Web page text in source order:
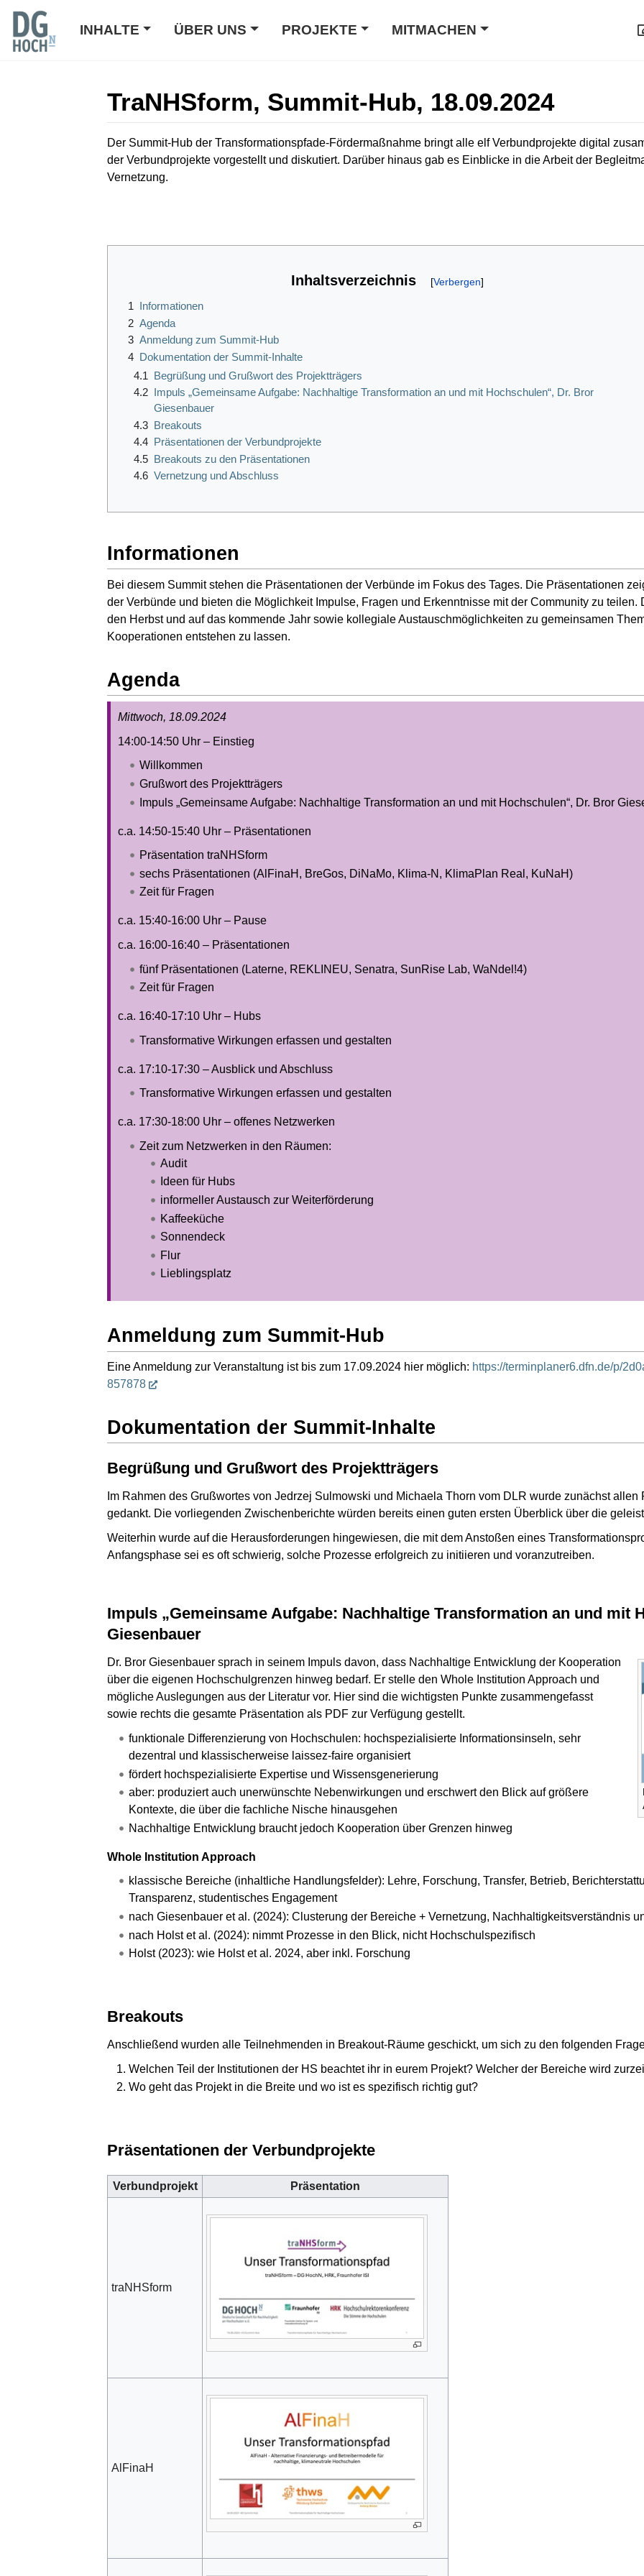
INHALTE ÜBER UNS PROJEKTE MITMACHEN
TraNHSform, Summit-Hub, 18.09.2024
Wechseln zu:Navigation,Suche
Der Summit-Hub der Transformationspfade-Fördermaßnahme bringt alle elf Verbundprojekte digital
der Verbundprojekte vorgestellt und diskutiert. Darüber hinaus gab es Einblicke in die Arbeit der
Vernetzung.
Inhaltsverzeichnis
1 Informationen
2 Agenda
3 Anmeldung zum Summit-Hub
4 Dokumentation der Summit-Inhalte
4.1 Begrüßung und Grußwort des Projektträgers
4.2 Impuls „Gemeinsame Aufgabe: Nachhaltige Transformation an und mit Hochschulen“, Dr. Bror
Giesenbauer
4.3 Breakouts
4.4 Präsentationen der Verbundprojekte
4.5 Breakouts zu den Präsentationen
4.6 Vernetzung und Abschluss
Informationen
Bei diesem Summit stehen die Präsentationen der Verbünde im Fokus des Tages. Die Präsentationen
der Verbünde und bieten die Möglichkeit Impulse, Fragen und Erkenntnisse mit der Community zu
den Herbst und auf das kommende Jahr sowie kollegiale Austauschmöglichkeiten zu gemeinsamen
Kooperationen entstehen zu lassen.
Agenda
Mittwoch, 18.09.2024
14:00-14:50 Uhr – Einstieg
Willkommen
Grußwort des Projektträgers
Impuls „Gemeinsame Aufgabe: Nachhaltige Transformation an und mit Hochschulen“, Dr. Bror
c.a. 14:50-15:40 Uhr – Präsentationen
Präsentation traNHSform
sechs Präsentationen (AlFinaH, BreGos, DiNaMo, Klima-N, KlimaPlan Real, KuNaH)
Zeit für Fragen
c.a. 15:40-16:00 Uhr – Pause
c.a. 16:00-16:40 – Präsentationen
fünf Präsentationen (Laterne, REKLINEU, Senatra, SunRise Lab, WaNdel!4)
Zeit für Fragen
c.a. 16:40-17:10 Uhr – Hubs
Transformative Wirkungen erfassen und gestalten
c.a. 17:10-17:30 – Ausblick und Abschluss
Transformative Wirkungen erfassen und gestalten
c.a. 17:30-18:00 Uhr – offenes Netzwerken
Zeit zum Netzwerken in den Räumen:
Audit
Ideen für Hubs
informeller Austausch zur Weiterförderung
Kaffeeküche
Sonnendeck
Flur
Lieblingsplatz
Anmeldung zum Summit-Hub
Eine Anmeldung zur Veranstaltung ist bis zum 17.09.2024 hier möglich: https://terminplaner6.dfn.de/p/
857878
Dokumentation der Summit-Inhalte
Begrüßung und Grußwort des Projektträgers
Im Rahmen des Grußwortes von Jedrzej Sulmowski und Michaela Thorn vom DLR wurde zunächst
gedankt. Die vorliegenden Zwischenberichte würden bereits einen guten ersten Überblick über die
Weiterhin wurde auf die Herausforderungen hingewiesen, die mit dem Anstoßen eines
Anfangsphase sei es oft schwierig, solche Prozesse erfolgreich zu initiieren und voranzutreiben.
Impuls „Gemeinsame Aufgabe: Nachhaltige Transformation an und mit
Giesenbauer
Dr. Bror Giesenbauer sprach in seinem Impuls davon, dass Nachhaltige Entwicklung der Kooperation
über die eigenen Hochschulgrenzen hinweg bedarf. Er stelle den Whole Institution Approach und
mögliche Auslegungen aus der Literatur vor. Hier sind die wichtigsten Punkte zusammengefasst
sowie rechts die gesamte Präsentation als PDF zur Verfügung gestellt.
funktionale Differenzierung von Hochschulen: hochspezialisierte Informationsinseln, sehr
dezentral und klassischerweise laissez-faire organisiert
fördert hochspezialisierte Expertise und Wissensgenerierung
aber: produziert auch unerwünschte Nebenwirkungen und erschwert den Blick auf größere
Kontexte, die über die fachliche Nische hinausgehen
Nachhaltige Entwicklung braucht jedoch Kooperation über Grenzen hinweg
Whole Institution Approach
klassische Bereiche (inhaltliche Handlungsfelder): Lehre, Forschung, Transfer, Betrieb,
Transparenz, studentisches Engagement
nach Giesenbauer et al. (2024): Clusterung der Bereiche + Vernetzung, Nachhaltigkeitsverständnis
nach Holst et al. (2024): nimmt Prozesse in den Blick, nicht Hochschulspezifisch
Holst (2023): wie Holst et al. 2024, aber inkl. Forschung
Breakouts
Anschließend wurden alle Teilnehmenden in Breakout-Räume geschickt, um sich zu den folgenden
Welchen Teil der Institutionen der HS beachtet ihr in eurem Projekt? Welcher der Bereiche wird
Wo geht das Projekt in die Breite und wo ist es spezifisch richtig gut?
Präsentationen der Verbundprojekte
Verbundprojekt Präsentation
traNHSform
AlFinaH